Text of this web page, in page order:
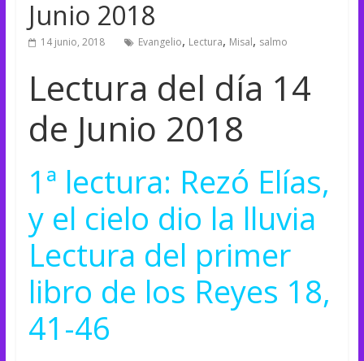
Junio 2018
14 junio, 2018 Evangelio, Lectura, Misal, salmo
Lectura del día 14
de Junio 2018
1ª lectura: Rezó Elías,
y el cielo dio la lluvia
Lectura del primer
libro de los Reyes 18,
41-46